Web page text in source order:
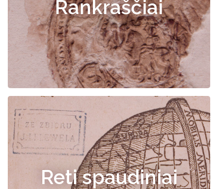
Rankraščiai
Reti spaudiniai